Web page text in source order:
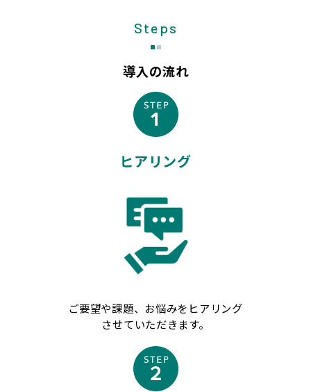
Steps
導入の流れ
ヒアリング
ご要望や課題、お悩みをヒアリング
させていただきます。